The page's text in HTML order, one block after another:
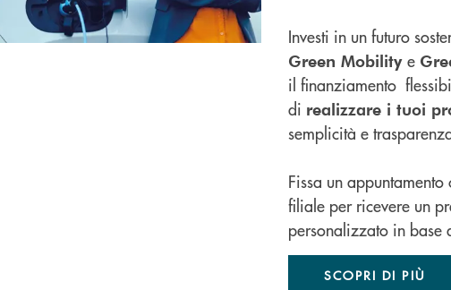
Investi in un futuro
Green Mobility e
il finanziamento
di realizzare i tuoi
semplicità e
Fissa un
filiale per ricevere un
personalizzato in base
SCOPRI DI PIÙ